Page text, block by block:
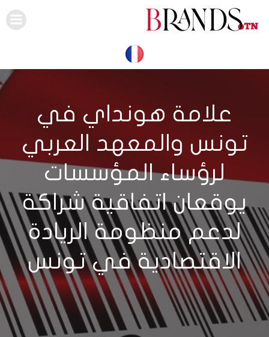
علامة هونداي في
تونس والمعهد العربي
لرؤساء المؤسسات
يوقعان اتفاقية شراكة
لدعم منظومة الريادة
الاقتصادية في تونس